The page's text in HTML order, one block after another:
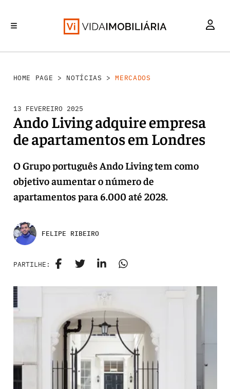
HOME PAGE > NOTÍCIAS >MERCADOS
13 FEVEREIRO 2025
Ando Living adquire empresa
de apartamentos em Londres
O Grupo português Ando Living tem como
objetivo aumentar o número de
apartamentos para 6.000 até 2028.
FELIPE RIBEIRO
PARTILHE: